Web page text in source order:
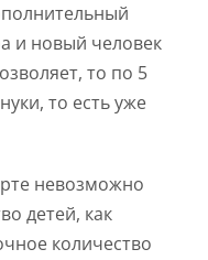
и новый человек
то по 5
то есть уже
невозможно
детей, как
количество